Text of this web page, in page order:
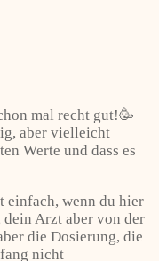
mal recht gut!🥳
aber vielleicht
Werte und dass es
wenn du hier
dein Arzt aber von der
die Dosierung, die
nicht